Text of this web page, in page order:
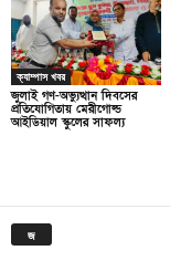
ক্যাম্পাস খবর
জুলাই গণ-অভ্যুত্থান দিবসের
প্রতিযোগিতায় মেরীগোল্ড
আইডিয়াল স্কুলের সাফল্য
জ